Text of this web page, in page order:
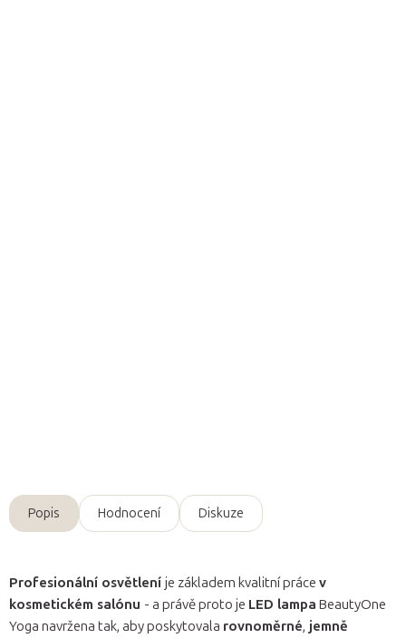
Popis Hodnocení Diskuze
Profesionální osvětlení je základem kvalitní práce v
kosmetickém salónu - a právě proto je LED lampa BeautyOne
Yoga navržena tak, aby poskytovala rovnoměrné, jemně